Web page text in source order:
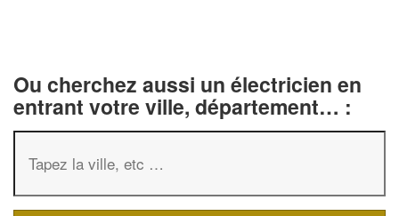
Ou cherchez aussi un électricien en
entrant votre ville, département… :